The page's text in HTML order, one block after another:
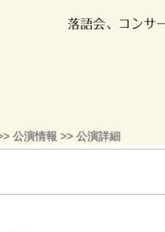
公演情報 >> 公演詳細